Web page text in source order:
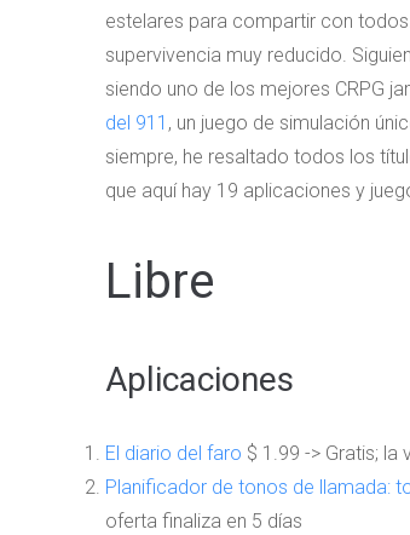
estelares para compartir con
supervivencia muy reducido.
siendo uno de los mejores CRPG
del 911 , un juego de simulación
siempre, he resaltado todos los
que aquí hay 19 aplicaciones y
Libre
Aplicaciones
El diario del faro $ 1.99 -> Gratis; la
Planificador de tonos de llamada:
oferta finaliza en 5 días